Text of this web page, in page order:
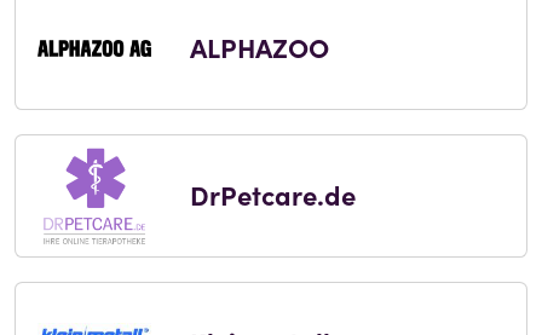
ALPHAZOO
DrPetcare.de